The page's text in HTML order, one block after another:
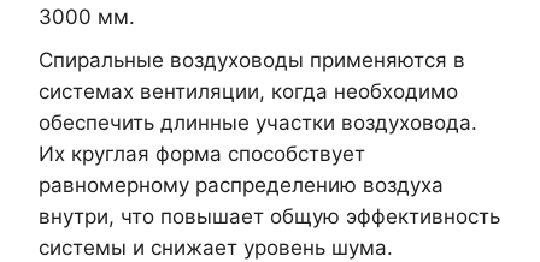
3000 мм.
Спиральные воздуховоды применяются в
системах вентиляции, когда необходимо
обеспечить длинные участки воздуховода.
Их круглая форма способствует
равномерному распределению воздуха
внутри, что повышает общую эффективность
системы и снижает уровень шума.